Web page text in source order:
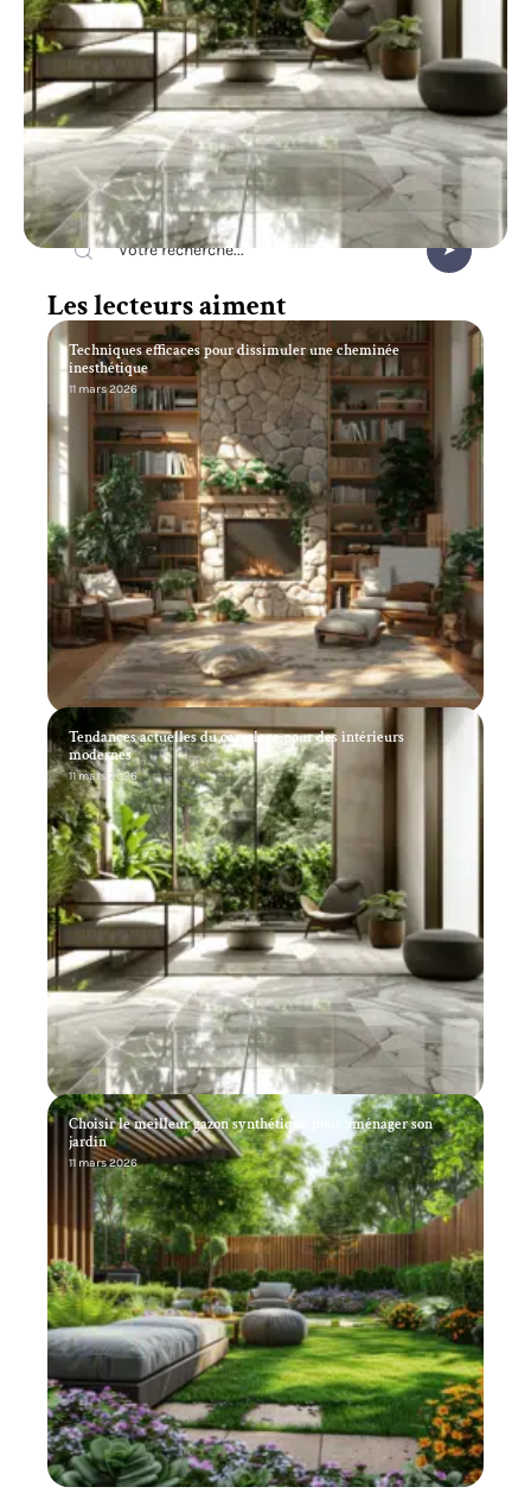
Recherche
Les lecteurs aiment
Techniques efficaces pour dissimuler une cheminée
inesthétique
11 mars 2026
Tendances actuelles du carrelage pour des intérieurs
modernes
11 mars 2026
Choisir le meilleur gazon synthétique pour aménager son
jardin
11 mars 2026